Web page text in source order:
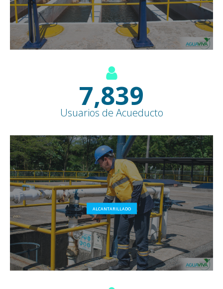
8,500+
Usuarios de Acueducto
ALCANTARILLADO